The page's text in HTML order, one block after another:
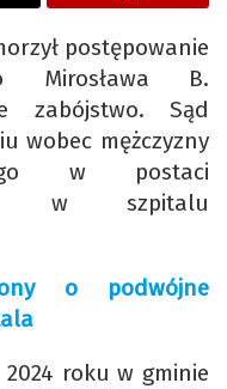
postępowanie
Mirosława B.
zabójstwo. Sąd
wobec mężczyzny
w postaci
w szpitalu
o podwójne
roku w gminie